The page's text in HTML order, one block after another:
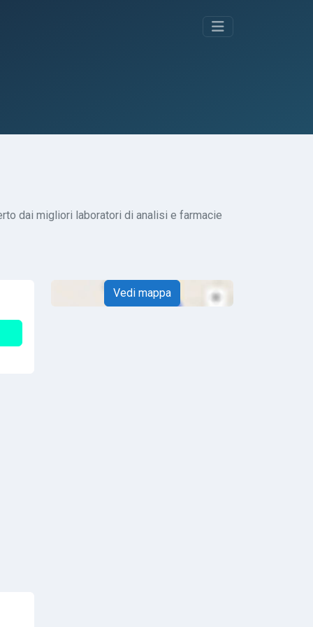
dai migliori laboratori di analisi e farmacie
Vedi mappa